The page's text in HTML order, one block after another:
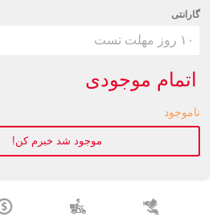
گارانتی
اتمام موجودی
ناموجود
موجود شد خبرم کن!